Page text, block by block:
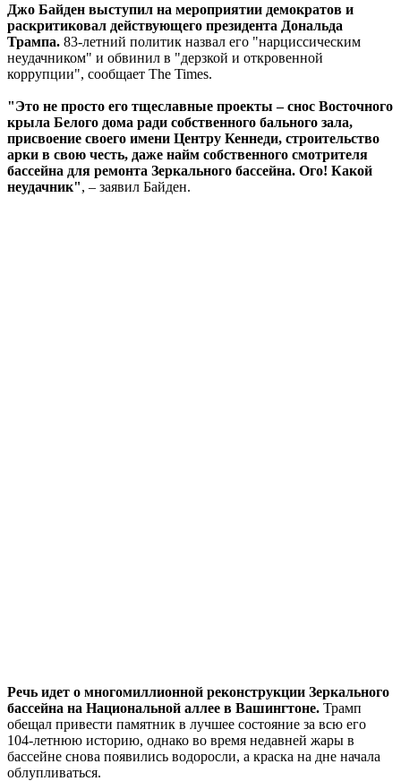
Джо Байден выступил на мероприятии демократов и
раскритиковал действующего президента Дональда
Трампа. 83-летний политик назвал его "нарциссическим
неудачником" и обвинил в "дерзкой и откровенной
коррупции", сообщает The Times.
"Это не просто его тщеславные проекты – снос Восточного
крыла Белого дома ради собственного бального зала,
присвоение своего имени Центру Кеннеди, строительство
арки в свою честь, даже найм собственного смотрителя
бассейна для ремонта Зеркального бассейна. Ого! Какой
неудачник", – заявил Байден.
Речь идет о многомиллионной реконструкции Зеркального
бассейна на Национальной аллее в Вашингтоне. Трамп
обещал привести памятник в лучшее состояние за всю его
104-летнюю историю, однако во время недавней жары в
бассейне снова появились водоросли, а краска на дне начала
облупливаться.